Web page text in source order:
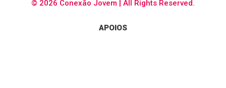
© 2026 Conexão Jovem | All Rights Reserved.
APOIOS